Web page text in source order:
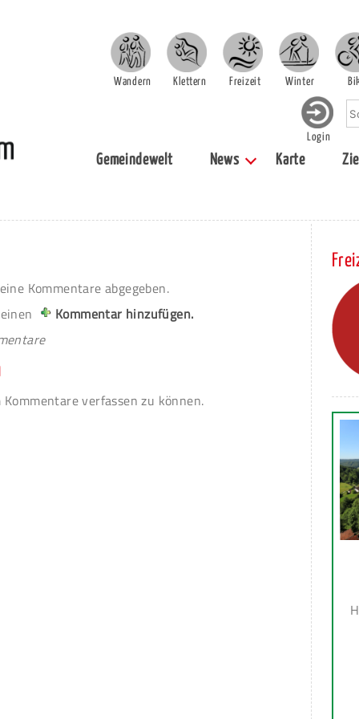
Wandern Klettern Freizeit Winter
Login
Gemeindewelt News Karte
Kommentare abgegeben.
Kommentar hinzufügen.
verfassen zu können.